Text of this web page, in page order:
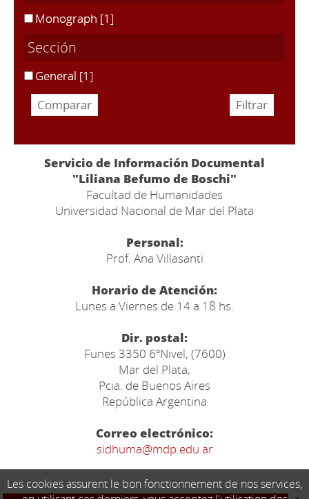
Monograph [1]
Sección
General [1]
Servicio de Información Documental
"Liliana Befumo de Boschi"
Facultad de Humanidades
Universidad Nacional de Mar del Plata
Personal:
Prof. Ana Villasanti
Horario de Atención:
Lunes a Viernes de 14 a 18 hs.
Dir. postal:
Funes 3350 6ºNivel, (7600)
Mar del Plata,
Pcia. de Buenos Aires
República Argentina
Correo electrónico:
sidhuma@mdp.edu.ar
Les cookies assurent le bon fonctionnement de nos services,